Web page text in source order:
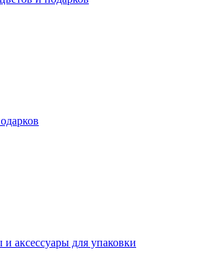
аксессуары для упаковки